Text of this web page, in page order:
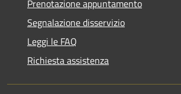
Prenotazione appuntamento
Segnalazione disservizio
Leggi le FAQ
Richiesta assistenza